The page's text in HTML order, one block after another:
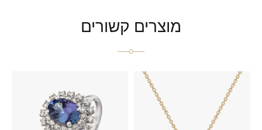
מוצרים קשורים